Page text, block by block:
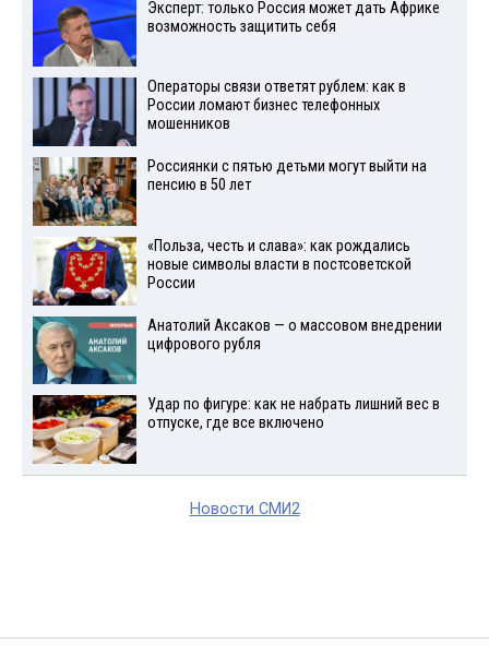
Эксперт: только Россия может дать Африке
возможность защитить себя
Операторы связи ответят рублем: как в
России ломают бизнес телефонных
мошенников
Россиянки с пятью детьми могут выйти на
пенсию в 50 лет
«Польза, честь и слава»: как рождались
новые символы власти в постсоветской
России
Анатолий Аксаков — о массовом внедрении
цифрового рубля
Удар по фигуре: как не набрать лишний вес в
отпуске, где все включено
Новости СМИ2